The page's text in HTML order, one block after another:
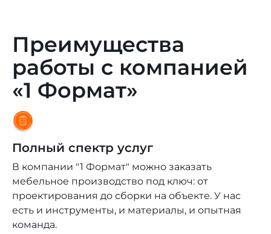
Преимущества
работы с компанией
«1 Формат»
Полный спектр услуг
В компании "1 Формат" можно заказать
мебельное производство под ключ: от
проектирования до сборки на объекте. У нас
есть и инструменты, и материалы, и опытная
команда.